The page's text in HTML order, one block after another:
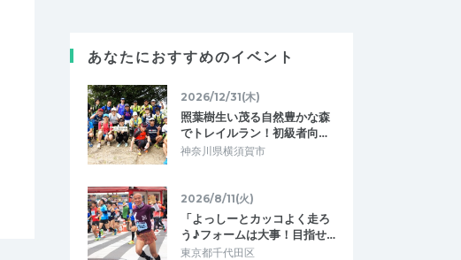
あなたにおすすめのイベント
2026/12/31(木)
照葉樹生い茂る自然豊かな森
でトレイルラン！初級者向…
神奈川県横須賀市
2026/8/11(火)
「よっしーとカッコよく走ろ
う♪フォームは大事！目指せ…
東京都千代田区